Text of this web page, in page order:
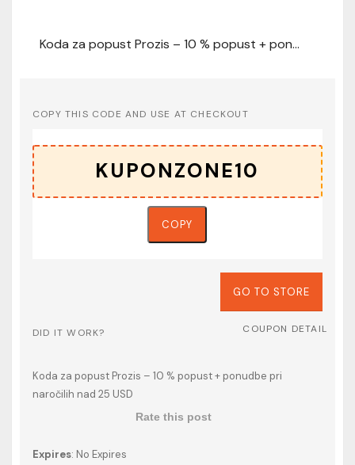
Koda za popust Prozis – 10 % popust + ponudbe pri naročilih nad 25 USD
COPY THIS CODE AND USE AT CHECKOUT
COPY
GO TO STORE
DID IT WORK? COUPON DETAIL
Koda za popust Prozis – 10 % popust + ponudbe pri
naročilih nad 25 USD
Rate this post
Expires: No Expires